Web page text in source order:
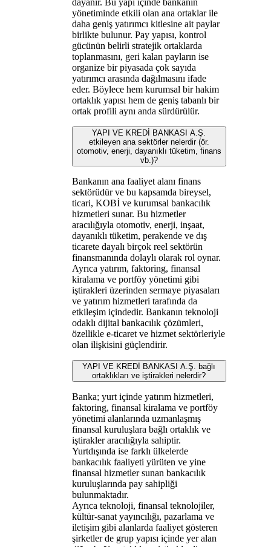
dayanır. Bu yapı içinde bankanın
yönetiminde etkili olan ana ortaklar ile
daha geniş yatırımcı kitlesine ait paylar
birlikte bulunur. Pay yapısı, kontrol
gücünün belirli stratejik ortaklarda
toplanmasını, geri kalan payların ise
organize bir piyasada çok sayıda
yatırımcı arasında dağılmasını ifade
eder. Böylece hem kurumsal bir hakim
ortaklık yapısı hem de geniş tabanlı bir
ortak profili aynı anda sürdürülür.
YAPI VE KREDİ BANKASI A.Ş.
etkileyen ana sektörler nelerdir (ör.
otomotiv, enerji, dayanıklı tüketim, finans
vb.)?
Bankanın ana faaliyet alanı finans
sektörüdür ve bu kapsamda bireysel,
ticari, KOBİ ve kurumsal bankacılık
hizmetleri sunar. Bu hizmetler
aracılığıyla otomotiv, enerji, inşaat,
dayanıklı tüketim, perakende ve dış
ticarete dayalı birçok reel sektörün
finansmanında dolaylı olarak rol oynar.
Ayrıca yatırım, faktoring, finansal
kiralama ve portföy yönetimi gibi
iştirakleri üzerinden sermaye piyasaları
ve yatırım hizmetleri tarafında da
etkileşim içindedir. Bankanın teknoloji
odaklı dijital bankacılık çözümleri,
özellikle e-ticaret ve hizmet sektörleriyle
olan ilişkisini güçlendirir.
YAPI VE KREDİ BANKASI A.Ş. bağlı
ortaklıkları ve iştirakleri nelerdir?
Banka; yurt içinde yatırım hizmetleri,
faktoring, finansal kiralama ve portföy
yönetimi alanlarında uzmanlaşmış
finansal kuruluşlara bağlı ortaklık ve
iştirakler aracılığıyla sahiptir.
Yurtdışında ise farklı ülkelerde
bankacılık faaliyeti yürüten ve yine
finansal hizmetler sunan bankacılık
kuruluşlarında pay sahipliği
bulunmaktadır.
Ayrıca teknoloji, finansal teknolojiler,
kültür-sanat yayıncılığı, pazarlama ve
iletişim gibi alanlarda faaliyet gösteren
şirketler de grup yapısı içinde yer alan